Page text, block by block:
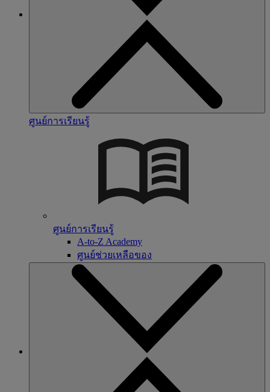
ศูนย์การเรียนรู้
ศูนย์การเรียนรู้
A-to-Z Academy
ศูนย์ช่วยเหลือของ